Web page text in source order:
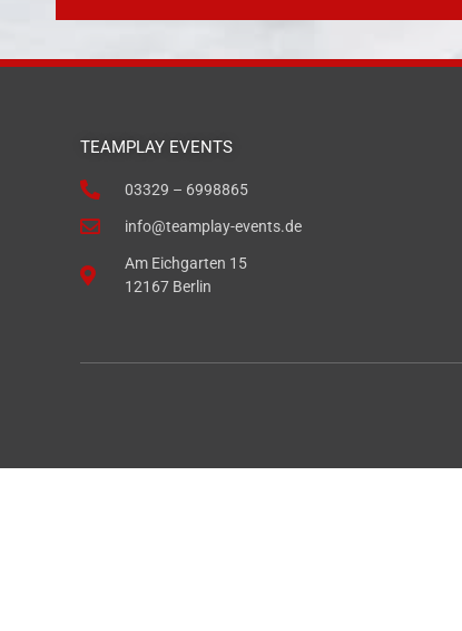
TEAMPLAY EVENTS
03329 – 6998865
info@teamplay-events.de
Am Eichgarten 15
12167 Berlin